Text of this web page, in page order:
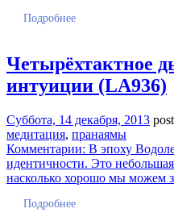
Подробнее
Четырёхтактное
интуиции (LA936)
Суббота, 14 декабря, 2013
медитация, пранаямы
Комментарии: В эпоху
идентичности. Это
насколько хорошо мы можем
Подробнее